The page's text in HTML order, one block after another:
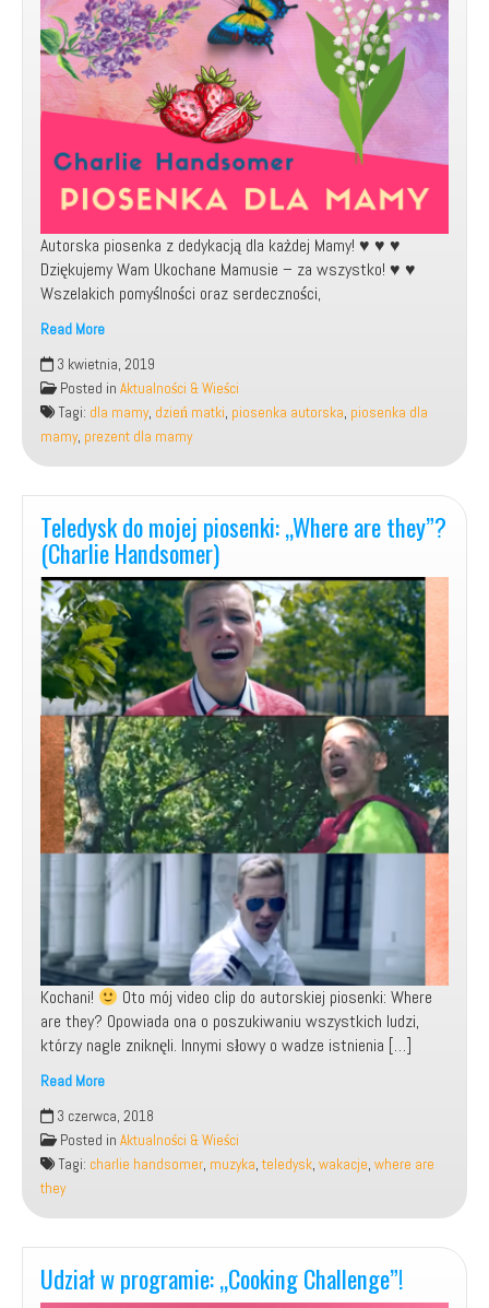
Autorska piosenka z dedykacją dla każdej Mamy! ♥️ ♥️ ♥️
Dziękujemy Wam Ukochane Mamusie – za wszystko! ♥️ ♥️
Wszelakich pomyślności oraz serdeczności,
Read More
Moja
autorska
piosenka
dla
Mamy
3 kwietnia, 2019
Posted in Aktualności & Wieści
Tagi: dla mamy, dzień matki, piosenka autorska, piosenka dla
mamy, prezent dla mamy
Teledysk do mojej piosenki: „Where are they”?
(Charlie Handsomer)
Kochani!
Oto mój video clip do autorskiej piosenki: Where
are they? Opowiada ona o poszukiwaniu wszystkich ludzi,
którzy nagle zniknęli. Innymi słowy o wadze istnienia […]
Read More
Teledysk
do
mojej
piosenki:
„Where
are
they”?
(Charlie
Handsomer)
3 czerwca, 2018
Posted in Aktualności & Wieści
Tagi: charlie handsomer, muzyka,teledysk, wakacje, where are
they
Udział w programie: „Cooking Challenge”!